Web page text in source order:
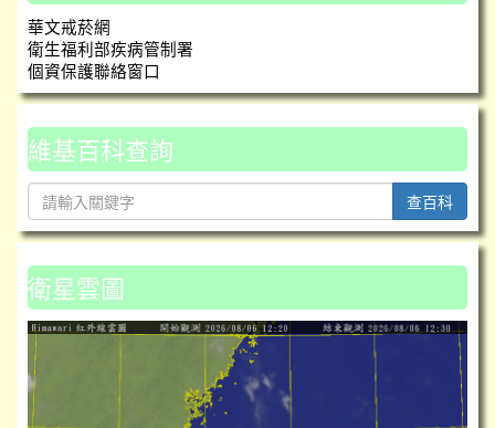
華文戒菸網
衛生福利部疾病管制署
個資保護聯絡窗口
維基百科查詢
查百科
衛星雲圖